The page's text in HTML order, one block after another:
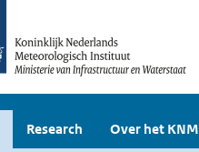
Research Over het